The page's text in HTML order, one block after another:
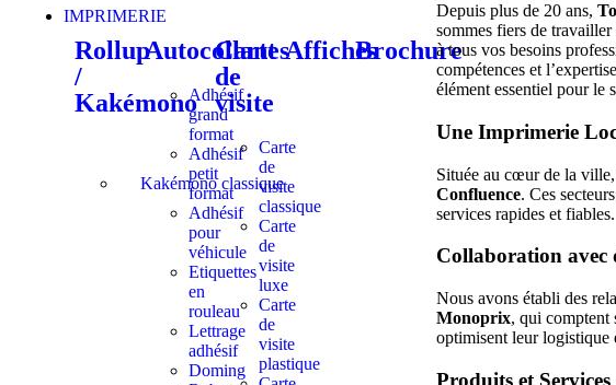
Kakémono classique
IMPRIMERIE
Rollup
/
Kakémono
Autocollant
Adhésif
grand
format
Adhésif
petit
format
Adhésif
pour
véhicule
Etiquettes
en
rouleau
Lettrage
adhésif
Doming
Cartes
de
visite
Carte
de
visite
classique
Carte
de
visite
luxe
Carte
de
visite
plastique
AffichesBrochure
Depuis plus de 20 ans,
sommes fiers de
à tous vos besoins
compétences et
élément essentiel pour le
Une Imprimerie
Située au cœur de la
Confluence. Ces
services rapides et fiables.
Collaboration avec
Nous avons établi des
Monoprix, qui comptent
optimisent leur logistique
Produits et